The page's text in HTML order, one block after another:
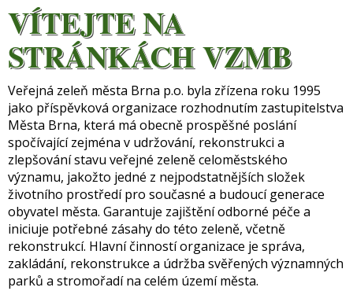
VÍTEJTE NA
STRÁNKÁCH VZMB
Veřejná zeleň města Brna p.o. byla zřízena roku 1995
jako příspěvková organizace rozhodnutím zastupitelstva
Města Brna, která má obecně prospěšné poslání
spočívající zejména v udržování, rekonstrukci a
zlepšování stavu veřejné zeleně celoměstského
významu, jakožto jedné z nejpodstatnějších složek
životního prostředí pro současné a budoucí generace
obyvatel města. Garantuje zajištění odborné péče a
iniciuje potřebné zásahy do této zeleně, včetně
rekonstrukcí. Hlavní činností organizace je správa,
zakládání, rekonstrukce a údržba svěřených významných
parků a stromořadí na celém území města.